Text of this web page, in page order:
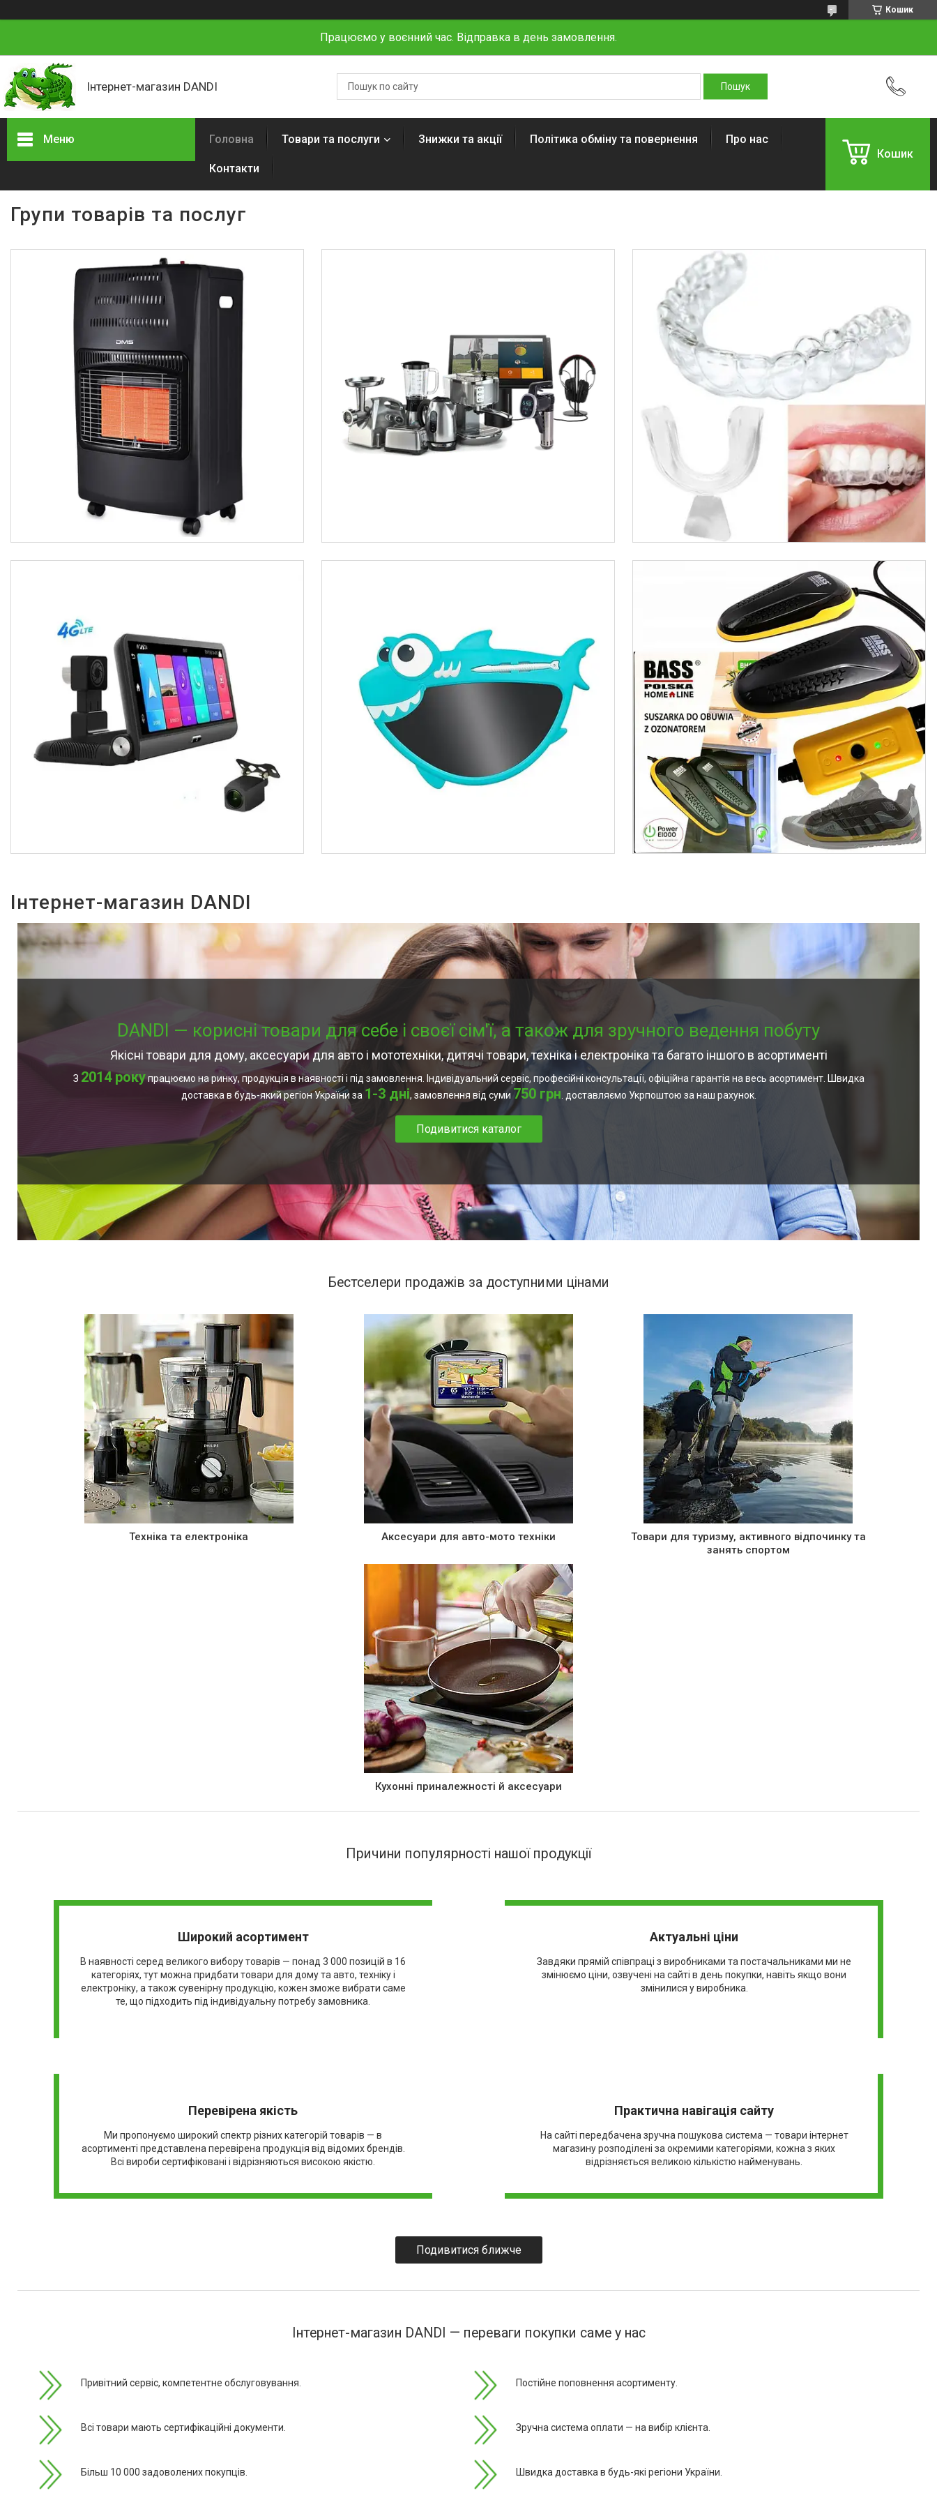
Кошик
Працюємо у воєнний час. Відправка в день замовлення.
Інтернет-магазин DANDI
Меню
Відгуки
Головна Товари та послуги Знижки та акції Політика обміну та повернення Про нас
Контакти
Кошик
Групи товарів та послуг
Інтернет-магазин DANDI
DANDI — корисні товари для себе і своєї сім'ї, а також для зручного ведення побуту
Якісні товари для дому, аксесуари для авто і мототехніки, дитячі товари, техніка і електроніка та багато іншого в асортименті
З 2014 рокупрацюємо на ринку, продукція в наявності і під замовлення. Індивідуальний сервіс, професійні консультації, офіційна гарантія на весь асортимент. Швидка
доставка в будь-який регіон України за 1-3 дні, замовлення від суми 750 грн . доставляємо Укрпоштою за наш рахунок.
Подивитися каталог
Бестселери продажів за доступними цінами
Практична і функціональна техніка для
кухні, побутова техніка та
електроприлади, смарт годинники,
радіоприймачі та інші корисні товари в
даній категорії. Поставляються з
офіційною гарантією від виробника.
Техніка та електроніка
Вдосконалюйте свій автомобіль
корисними і потрібними аксесуарами. У
нашому асортименті ви знайдете
відеореєстратори, холодильники,
автомобільну акустику і інші вироби за
вигідною ціною.
Аксесуари для авто-мото техніки
Близько 50 позицій в даній категорії, усі
товари вищої якості від перевірених
виробників — рюкзаки та туристичні
сумки, рибальські комбінезони та крісла,
дорожні сумки, валізи, термоси і багато
іншого.
Товари для туризму, активного відпочинку та
занять спортом
Сковорідки, каструлі, ножі, кавові гуртки
— товари вищої якості в різних
виконаннях — для комфортного
приготування. Багато позицій із
асортименту представлені з
додатковим подарунком.
Кухонні приналежності й аксесуари
Причини популярності нашої продукції
Широкий асортимент
В наявності серед великого вибору товарів — понад 3 000 позицій в 16
категоріях, тут можна придбати товари для дому та авто, техніку і
електроніку, а також сувенірну продукцію, кожен зможе вибрати саме
те, що підходить під індивідуальну потребу замовника.
Актуальні ціни
Завдяки прямій співпраці з виробниками та постачальниками ми не
змінюємо ціни, озвучені на сайті в день покупки, навіть якщо вони
змінилися у виробника.
Перевірена якість
Ми пропонуємо широкий спектр різних категорій товарів — в
асортименті представлена перевірена продукція від відомих брендів.
Всі вироби сертифіковані і відрізняються високою якістю.
Практична навігація сайту
На сайті передбачена зручна пошукова система — товари інтернет
магазину розподілені за окремими категоріями, кожна з яких
відрізняється великою кількістю найменувань.
Подивитися ближче
Інтернет-магазин DANDI — переваги покупки саме у нас
Привітний сервіс, компетентне обслуговування.
Всі товари мають сертифікаційні документи.
Більш 10 000 задоволених покупців.
Постійне поповнення асортименту.
Зручна система оплати — на вибір клієнта.
Швидка доставка в будь-які регіони України.